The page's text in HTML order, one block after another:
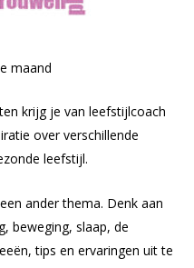
maand
krijg je van leefstijlcoach
over verschillende
leefstijl.
ander thema. Denk aan
beweging, slaap, de
tips en ervaringen uit te